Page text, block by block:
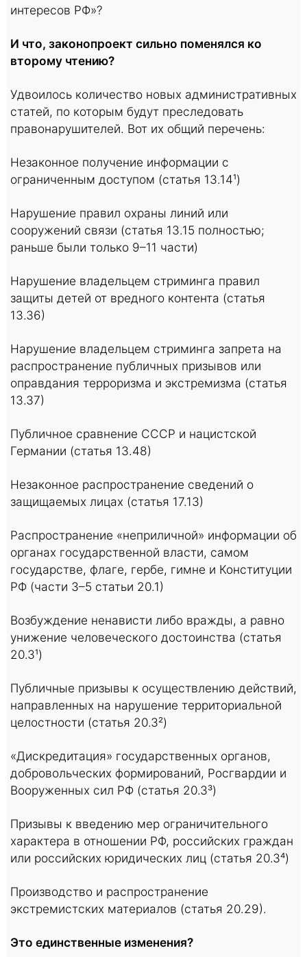
интересов РФ»?
И что, законопроект сильно поменялся ко
второму чтению?
Удвоилось количество новых административных
статей, по которым будут преследовать
правонарушителей. Вот их общий перечень:
Незаконное получение информации с
ограниченным доступом (статья 13.14¹)
Нарушение правил охраны линий или
сооружений связи (статья 13.15 полностью;
раньше были только 9–11 части)
Нарушение владельцем стриминга правил
защиты детей от вредного контента (статья
13.36)
Нарушение владельцем стриминга запрета на
распространение публичных призывов или
оправдания терроризма и экстремизма (статья
13.37)
Публичное сравнение СССР и нацистской
Германии (статья 13.48)
Незаконное распространение сведений о
защищаемых лицах (статья 17.13)
Распространение «неприличной» информации об
органах государственной власти, самом
государстве, флаге, гербе, гимне и Конституции
РФ (части 3–5 статьи 20.1)
Возбуждение ненависти либо вражды, а равно
унижение человеческого достоинства (статья
20.3¹)
Публичные призывы к осуществлению действий,
направленных на нарушение территориальной
целостности (статья 20.3²)
«Дискредитация» государственных органов,
добровольческих формирований, Росгвардии и
Вооруженных сил РФ (статья 20.3³)
Призывы к введению мер ограничительного
характера в отношении РФ, российских граждан
или российских юридических лиц (статья 20.3⁴)
Производство и распространение
экстремистских материалов (статья 20.29).
Это единственные изменения?